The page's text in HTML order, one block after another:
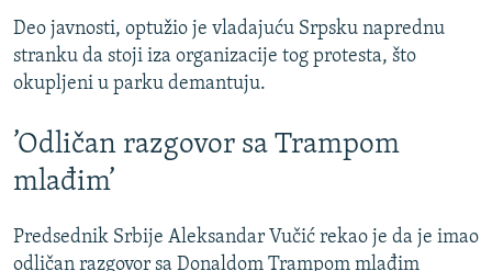
Deo javnosti, optužio je vladajuću Srpsku naprednu
stranku da stoji iza organizacije tog protesta, što
okupljeni u parku demantuju.
’Odličan razgovor sa Trampom
mlađim’
Predsednik Srbije Aleksandar Vučić rekao je da je imao
odličan razgovor sa Donaldom Trampom mlađim